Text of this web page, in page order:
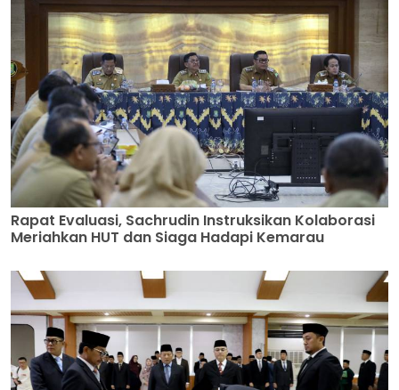
Rapat Evaluasi, Sachrudin Instruksikan Kolaborasi
Meriahkan HUT dan Siaga Hadapi Kemarau